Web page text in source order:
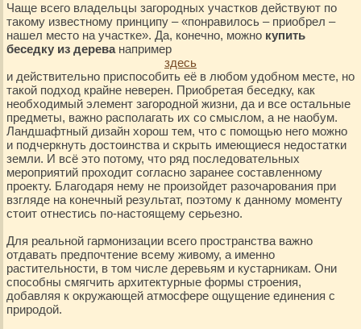
Чаще всего владельцы загородных участков действуют по
такому известному принципу – «понравилось – приобрел –
нашел место на участке». Да, конечно, можно купить
беседку из дереванапример
здесь
и действительно приспособить её в любом удобном месте, но
такой подход крайне неверен. Приобретая беседку, как
необходимый элемент загородной жизни, да и все остальные
предметы, важно располагать их со смыслом, а не наобум.
Ландшафтный дизайн хорош тем, что с помощью него можно
и подчеркнуть достоинства и скрыть имеющиеся недостатки
земли. И всё это потому, что ряд последовательных
мероприятий проходит согласно заранее составленному
проекту. Благодаря нему не произойдет разочарования при
взгляде на конечный результат, поэтому к данному моменту
стоит отнестись по-настоящему серьезно.
Для реальной гармонизации всего пространства важно
отдавать предпочтение всему живому, а именно
растительности, в том числе деревьям и кустарникам. Они
способны смягчить архитектурные формы строения,
добавляя к окружающей атмосфере ощущение единения с
природой.